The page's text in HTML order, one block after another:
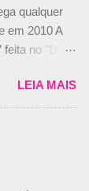
qualquer
em 2010 A
feita no "Día
havia
dando,
Piquet,
por
O
LEIA MAIS